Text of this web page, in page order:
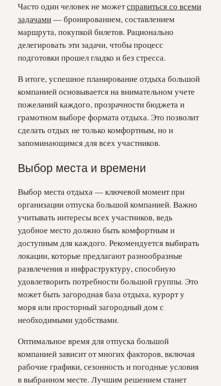
Часто один человек не можетсправиться со всеми
задачами— бронированием, составлением
маршрута, покупкой билетов. Рационально
делегировать эти задачи, чтобы процесс
подготовки прошел гладко и без стресса.
В итоге, успешное планирование отдыха большой
компанией основывается на внимательном учете
пожеланий каждого, прозрачности бюджета и
грамотном выборе формата отдыха. Это позволит
сделать отдых не только комфортным, но и
запоминающимся для всех участников.
Выбор места и времени
Выбор места отдыха — ключевой момент при
организации отпуска большой компанией. Важно
учитывать интересы всех участников, ведь
удобное место должно быть комфортным и
доступным для каждого. Рекомендуется выбирать
локации, которые предлагают разнообразные
развлечения и инфраструктуру, способную
удовлетворить потребности большой группы. Это
может быть загородная база отдыха, курорт у
моря или просторный загородный дом с
необходимыми удобствами.
Оптимальное время для отпуска большой
компанией зависит от многих факторов, включая
рабочие графики, сезонность и погодные условия
в выбранном месте. Лучшим решением станет